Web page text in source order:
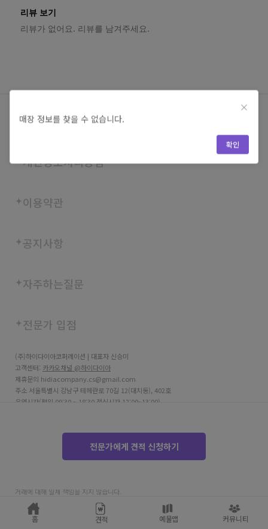
리뷰 보기
리뷰가 없어요. 리뷰를 남겨주세요.
전문가에게 견적 신청하기
회사소개
개인정보처리방침
이용약관
공지사항
자주하는질문
전문가 입점
(주)하이다이아코퍼레이션 | 대표자 신승미
고객센터: 카카오채널 @하이다이아
제휴문의 hidiacompany.cs@gmail.com
주소 서울특별시 강남구 테헤란로 70길 12(대치동), 402호
운영시간(평일 09:30 ~ 18:30 점심시간 12:00~13:00)
SGI서울보증보험 구매안전서비스
통신판매번호 제 2025-서울강남-05661호
호스팅사업자 Amazon Web Service (AWS)
거래에 대해 일체 책임을 지지 않습니다.
copyright © HIDIA
홈 견적 예물맵 커뮤니티
매장 정보를 찾을 수 없습니다.
확인